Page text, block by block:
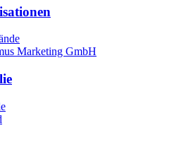
Marketing GmbH